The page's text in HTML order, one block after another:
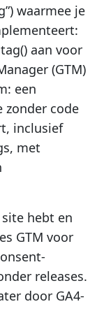
waarmee je
aan voor
(GTM)
een
zonder code
inclusief
met
hebt en
GTM voor
releases.
door GA4-